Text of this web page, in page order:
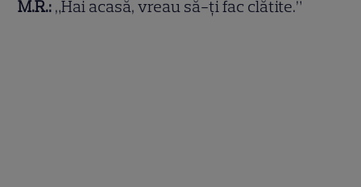
M.R.: „Hai acasă, vreau să-ți fac clătite.”